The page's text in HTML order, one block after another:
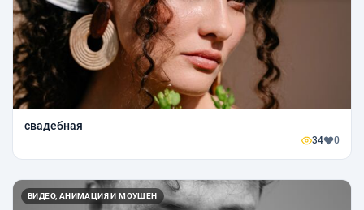
свадебная
34 0
ВИДЕО, АНИМАЦИЯ И МОУШЕН